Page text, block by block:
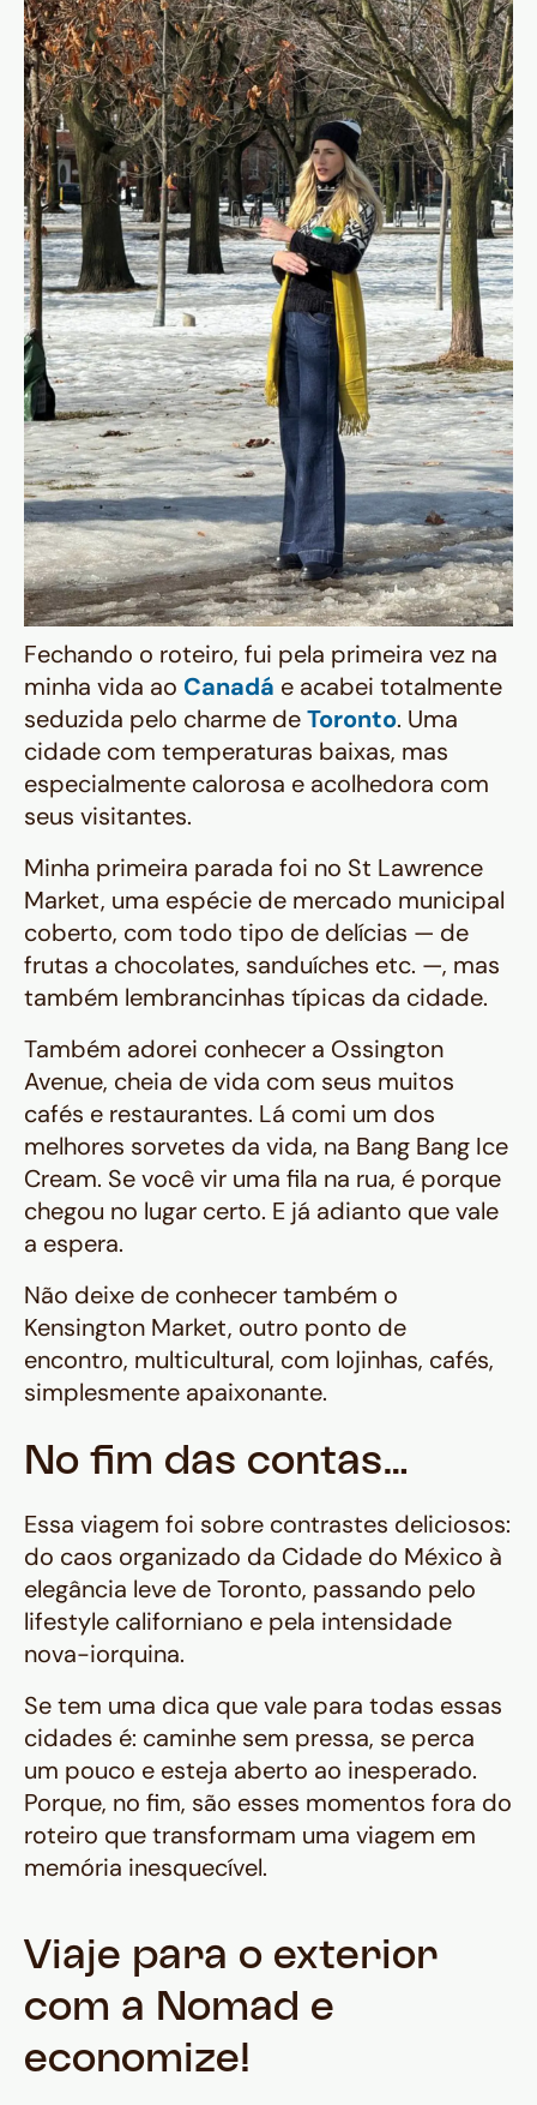
Fechando o roteiro, fui pela primeira vez na
minha vida ao Canadá e acabei totalmente
seduzida pelo charme deToronto. Uma
cidade com temperaturas baixas, mas
especialmente calorosa e acolhedora com
seus visitantes.
Minha primeira parada foi no St Lawrence
Market, uma espécie de mercado municipal
coberto, com todo tipo de delícias — de
frutas a chocolates, sanduíches etc. —, mas
também lembrancinhas típicas da cidade.
Também adorei conhecer a Ossington
Avenue, cheia de vida com seus muitos
cafés e restaurantes. Lá comi um dos
melhores sorvetes da vida, na Bang Bang Ice
Cream. Se você vir uma fila na rua, é porque
chegou no lugar certo. E já adianto que vale
a espera.
Não deixe de conhecer também o
Kensington Market, outro ponto de
encontro, multicultural, com lojinhas, cafés,
simplesmente apaixonante.
No fim das contas…
Essa viagem foi sobre contrastes deliciosos:
do caos organizado da Cidade do México à
elegância leve de Toronto, passando pelo
lifestyle californiano e pela intensidade
nova-iorquina.
Se tem uma dica que vale para todas essas
cidades é: caminhe sem pressa, se perca
um pouco e esteja aberto ao inesperado.
Porque, no fim, são esses momentos fora do
roteiro que transformam uma viagem em
memória inesquecível.
Viaje para o exterior
com a Nomad e
economize!